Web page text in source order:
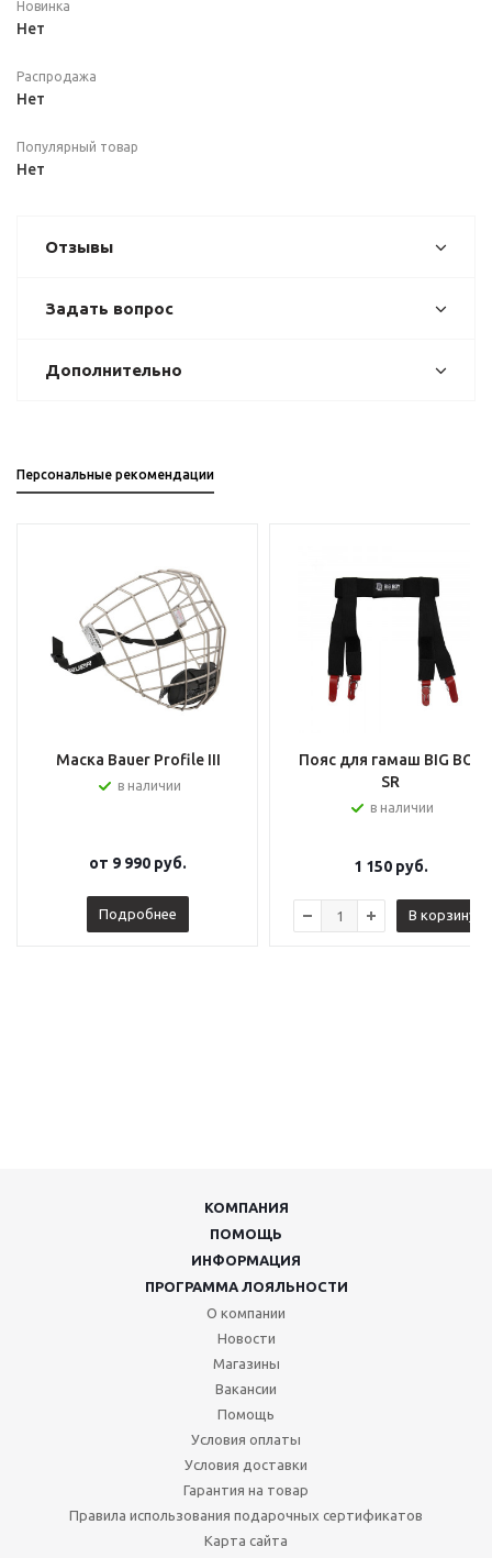
Новинка
Нет
Распродажа
Нет
Популярный товар
Нет
Отзывы
Задать вопрос
Дополнительно
Персональные рекомендации
Маска Bauer Profile III
в наличии
от 9 990 руб.
Подробнее
Пояс для гамаш BIG BOY
SR
в наличии
1 150руб.
В корзину
КОМПАНИЯ
ПОМОЩЬ
ИНФОРМАЦИЯ
ПРОГРАММА ЛОЯЛЬНОСТИ
О компании
Новости
Магазины
Вакансии
Помощь
Условия оплаты
Условия доставки
Гарантия на товар
Правила использования подарочных сертификатов
Карта сайта